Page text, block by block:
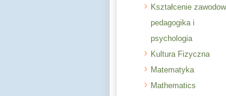
Kształcenie
pedagogika i
psychologia
Kultura Fizyczna
Matematyka
Mathematics